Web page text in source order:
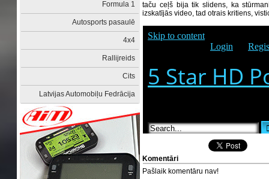
Formula 1
Autosports pasaulē
4x4
Rallijreids
Cits
Latvijas Automobiļu Fedrācija
taču ceļš bija tik slidens, ka
izskatījās video, tad otrais kritiens,
Komentāri
Pašlaik komentāru nav!